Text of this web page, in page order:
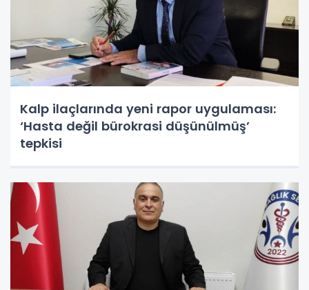
Kalp ilaçlarında yeni rapor uygulaması:
‘Hasta değil bürokrasi düşünülmüş’
tepkisi